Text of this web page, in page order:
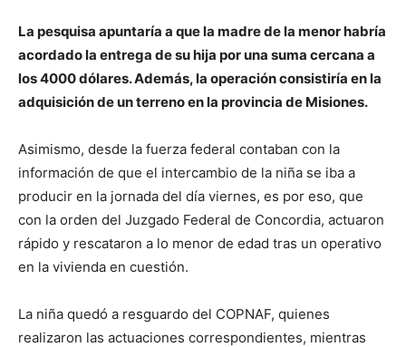
La pesquisa apuntaría a que la madre de la menor habría
acordado la entrega de su hija por una suma cercana a
los 4000 dólares. Además, la operación consistiría en la
adquisición de un terreno en la provincia de Misiones.
Asimismo, desde la fuerza federal contaban con la
información de que el intercambio de la niña se iba a
producir en la jornada del día viernes, es por eso, que
con la orden del Juzgado Federal de Concordia, actuaron
rápido y rescataron a lo menor de edad tras un operativo
en la vivienda en cuestión.
La niña quedó a resguardo del COPNAF, quienes
realizaron las actuaciones correspondientes, mientras